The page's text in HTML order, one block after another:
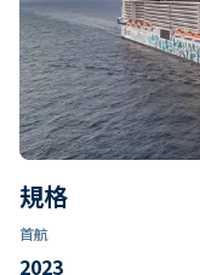
規格
首航
2023